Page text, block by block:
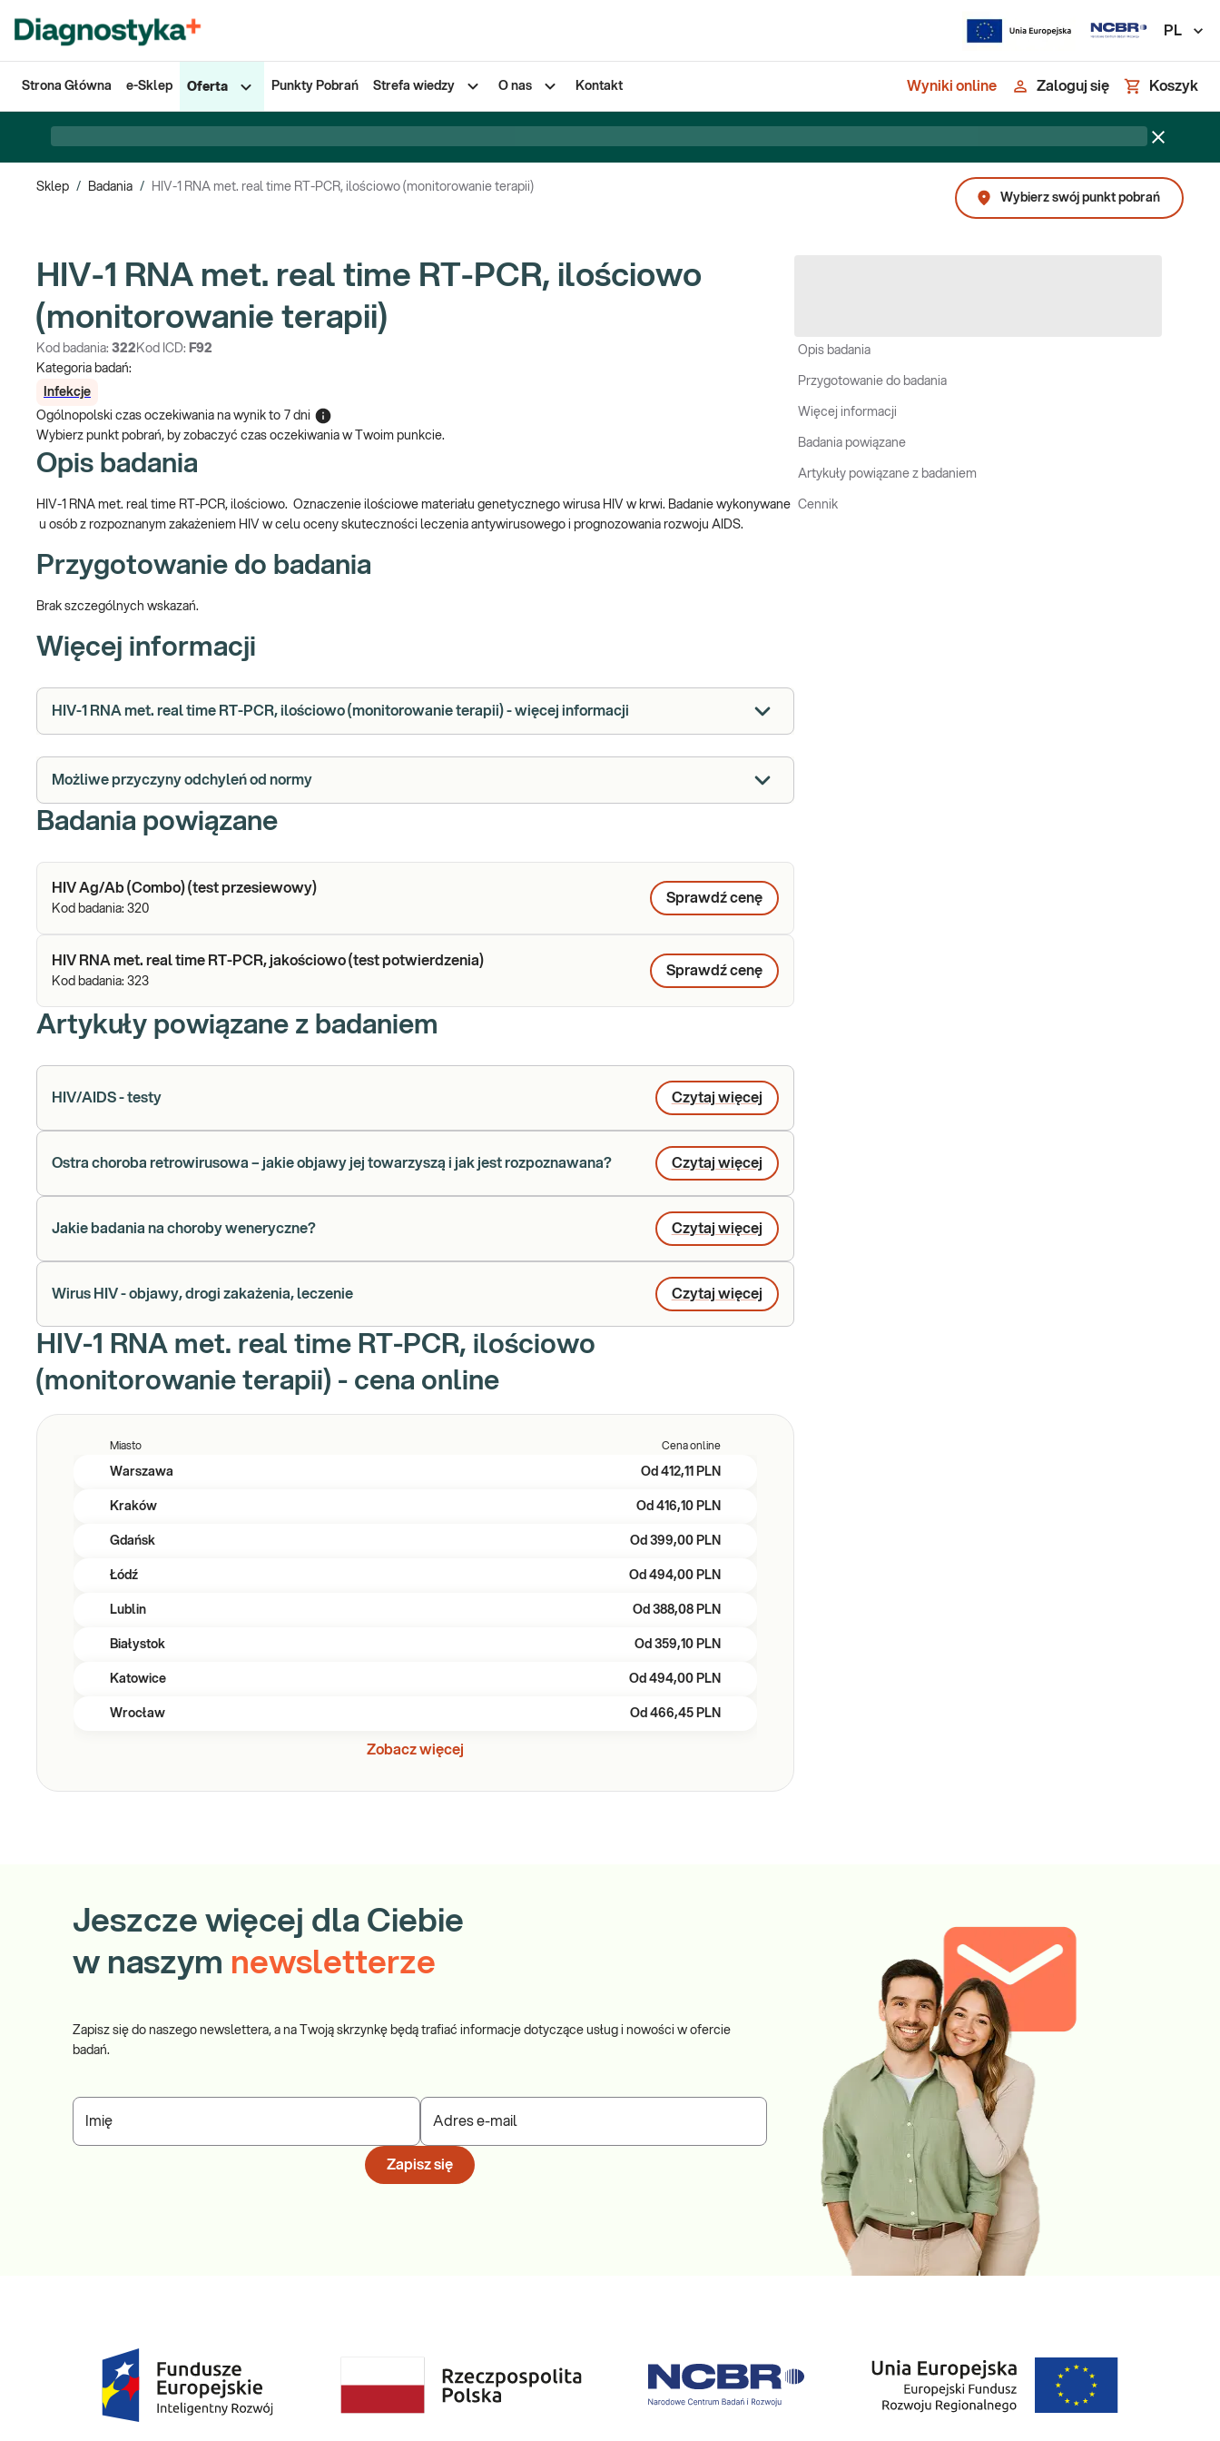
PL
Strona Główna e-Sklep Oferta Punkty Pobrań Strefa wiedzy O nas Kontakt Wyniki online Zaloguj się Koszyk
Sklep / Badania /
HIV-1 RNA met. real time RT-PCR, ilościowo (monitorowanie terapii)
Wybierz swój punkt pobrań
HIV-1 RNA met. real time RT-PCR, ilościowo
(monitorowanie terapii)
Kod badania: 322 Kod ICD: F92
Kategoria badań:
Infekcje
Ogólnopolski czas oczekiwania na wynik to 7 dni
Wybierz punkt pobrań, by zobaczyć czas oczekiwania w Twoim punkcie.
Opis badania
HIV-1 RNA met. real time RT-PCR, ilościowo. Oznaczenie ilościowe materiału genetycznego wirusa HIV w krwi. Badanie wykonywane
u osób z rozpoznanym zakażeniem HIV w celu oceny skuteczności leczenia antywirusowego i prognozowania rozwoju AIDS.
Przygotowanie do badania
Brak szczególnych wskazań.
Więcej informacji
HIV-1 RNA met. real time RT-PCR, ilościowo (monitorowanie terapii) - więcej informacji
Możliwe przyczyny odchyleń od normy
Badania powiązane
HIV Ag/Ab (Combo) (test przesiewowy)
Kod badania: 320
Sprawdź cenę
HIV RNA met. real time RT-PCR, jakościowo (test potwierdzenia)
Kod badania: 323
Sprawdź cenę
Artykuły powiązane z badaniem
HIV/AIDS - testy Czytaj więcej
Ostra choroba retrowirusowa – jakie objawy jej towarzyszą i jak jest rozpoznawana? Czytaj więcej
Jakie badania na choroby weneryczne? Czytaj więcej
Wirus HIV - objawy, drogi zakażenia, leczenie Czytaj więcej
HIV-1 RNA met. real time RT-PCR, ilościowo
(monitorowanie terapii) - cena online
Miasto Cena online
Warszawa Od 412,11 PLN
Kraków Od 416,10 PLN
Gdańsk Od 399,00 PLN
Łódź Od 494,00 PLN
Lublin Od 388,08 PLN
Białystok Od 359,10 PLN
Katowice Od 494,00 PLN
Wrocław Od 466,45 PLN
Zobacz więcej
Opis badania
Przygotowanie do badania
Więcej informacji
Badania powiązane
Artykuły powiązane z badaniem
Cennik
Jeszcze więcej dla Ciebie
w naszym newsletterze
Zapisz się do naszego newslettera, a na Twoją skrzynkę będą trafiać informacje dotyczące usług i nowości w ofercie
badań.
Imię Adres e-mail
Zapisz się